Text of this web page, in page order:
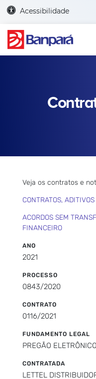
Acessibilidade
Veja os contratos e
CONTRATOS,
ACORDOS SEM
FINANCEIRO
ANO
2021
PROCESSO
0843/2020
CONTRATO
0116/2021
FUNDAMENTO LEGAL
PREGÃO ELETRÔNICO
CONTRATADA
LETTEL